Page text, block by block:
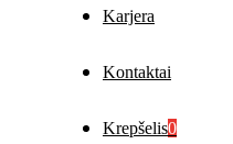
Karjera
Kontaktai
Krepšelis0